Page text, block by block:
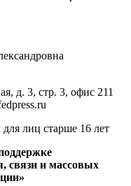
д. 3, стр. 3, офис 211
лиц старше 16 лет
связи и массовых